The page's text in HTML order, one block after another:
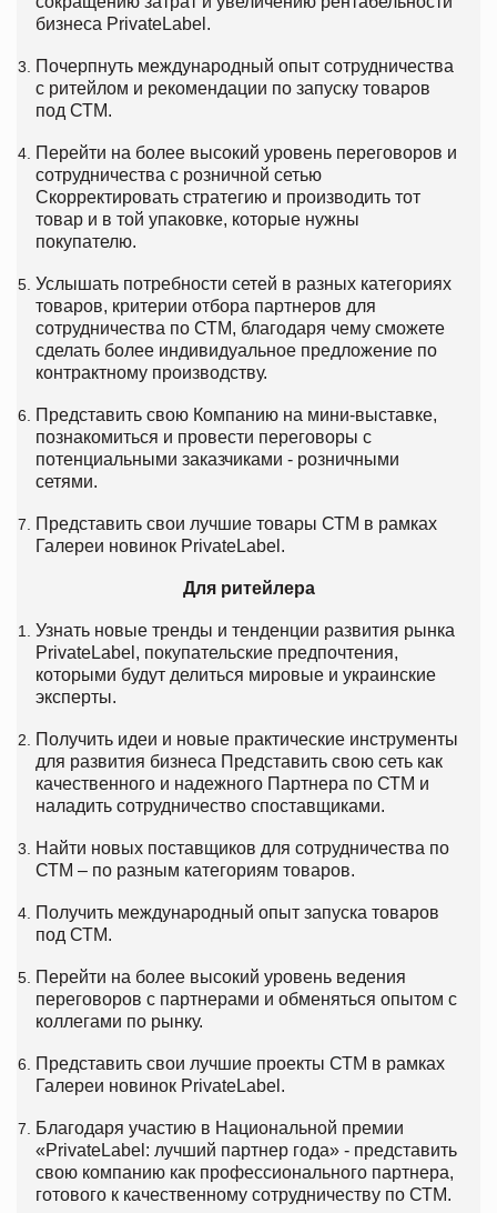
бизнеса PrivateLabel.
Почерпнуть международный опыт сотрудничества
с ритейлом и рекомендации по запуску товаров
под СТМ.
Перейти на более высокий уровень переговоров и
сотрудничества с розничной сетью
Скорректировать стратегию и производить тот
товар и в той упаковке, которые нужны
покупателю.
Услышать потребности сетей в разных категориях
товаров, критерии отбора партнеров для
сотрудничества по СТМ, благодаря чему сможете
сделать более индивидуальное предложение по
контрактному производству.
Представить свою Компанию на мини-выставке,
познакомиться и провести переговоры с
потенциальными заказчиками - розничными
сетями.
Представить свои лучшие товары СТМ в рамках
Галереи новинок PrivateLabel.
Для ритейлера
Узнать новые тренды и тенденции развития рынка
PrivateLabel, покупательские предпочтения,
которыми будут делиться мировые и украинские
эксперты.
Получить идеи и новые практические инструменты
для развития бизнеса Представить свою сеть как
качественного и надежного Партнера по СТМ и
наладить сотрудничество споставщиками.
Найти новых поставщиков для сотрудничества по
СТМ – по разным категориям товаров.
Получить международный опыт запуска товаров
под СТМ.
Перейти на более высокий уровень ведения
переговоров с партнерами и обменяться опытом с
коллегами по рынку.
Представить свои лучшие проекты СТМ в рамках
Галереи новинок PrivateLabel.
Благодаря участию в Национальной премии
«PrivateLabel: лучший партнер года» - представить
свою компанию как профессионального партнера,
готового к качественному сотрудничеству по СТМ.